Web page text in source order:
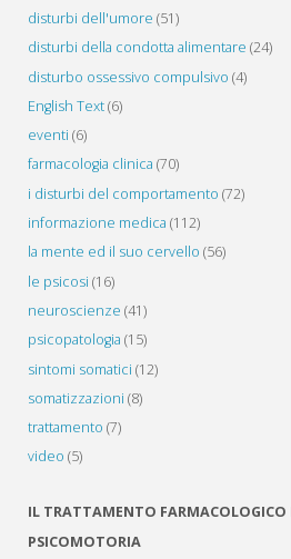
disturbi dell'umore (51)
disturbi della condotta alimentare (24)
disturbo ossessivo compulsivo (4)
English Text(6)
eventi (6)
farmacologia clinica (70)
i disturbi del comportamento (72)
informazione medica (112)
la mente ed il suo cervello (56)
le psicosi (16)
neuroscienze (41)
psicopatologia (15)
sintomi somatici (12)
somatizzazioni (8)
trattamento (7)
video (5)
IL TRATTAMENTO FARMACOLOGICO
PSICOMOTORIA